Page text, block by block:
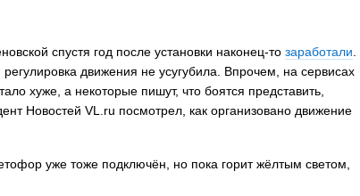
спустя год после установки наконец-то заработали
движения не усугубила. Впрочем, на сервисах
хуже, а некоторые пишут, что боятся представить,
Новостей VL.ru посмотрел, как организовано движение
уже тоже подключён, но пока горит жёлтым светом,